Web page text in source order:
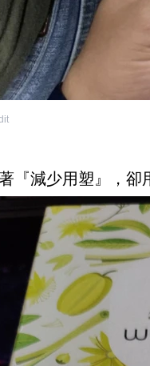
『減少用塑』，卻